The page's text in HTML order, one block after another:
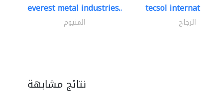
everest metal industries..
المنيوم
tecsol
الزجاج
نتائج مشابهة